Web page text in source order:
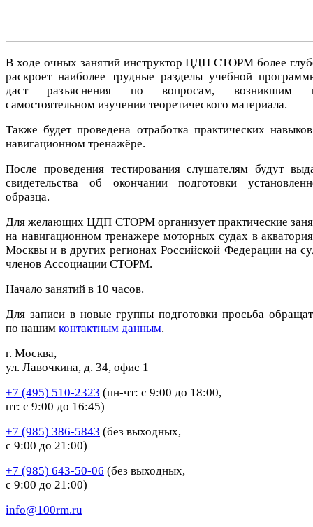
В ходе очных занятий инструктор ЦДП СТОРМ более
раскроет наиболее трудные разделы учебной
даст разъяснения по вопросам, возникшим
самостоятельном изучении теоретического материала.
Также будет проведена отработка практических
навигационном тренажёре.
После проведения тестирования слушателям будут
свидетельства об окончании подготовки
образца.
Для желающих ЦДП СТОРМ организует практические
на навигационном тренажере моторных судах в
Москвы и в других регионах Российской Федерации на
членов Ассоциации СТОРМ.
Начало занятий в 10 часов.
Для записи в новые группы подготовки просьба
по нашим контактным данным.
г. Москва,
ул. Лавочкина, д. 34, офис 1
+7 (495) 510-2323 (пн-чт: с 9:00 до 18:00,
пт: с 9:00 до 16:45)
+7 (985) 386-5843 (без выходных,
с 9:00 до 21:00)
+7 (985) 643-50-06 (без выходных,
с 9:00 до 21:00)
info@100rm.ru